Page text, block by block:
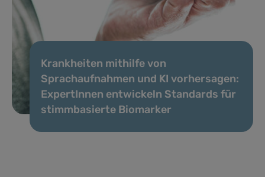
Krankheiten mithilfe von
Sprachaufnahmen und KI vorhersagen:
ExpertInnen entwickeln Standards für
stimmbasierte Biomarker